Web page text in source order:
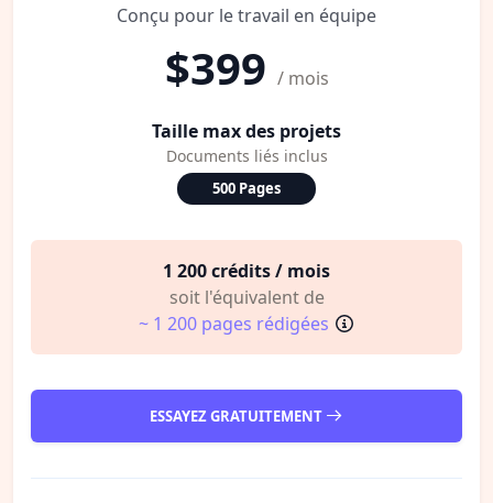
Conçu pour le travail en équipe
$399 / mois
Taille max des projets
Documents liés inclus
500 Pages
1 200 crédits / mois
soit l'équivalent de
~ 1 200 pages rédigées
ESSAYEZ GRATUITEMENT